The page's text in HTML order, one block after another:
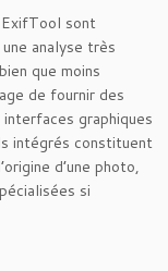
sont
analyse très
que moins
de fournir des
graphiques
intégrés constituent
d’une photo,
si